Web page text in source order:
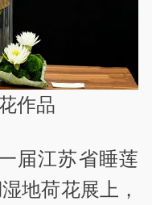
作品
届江苏省睡莲
地荷花展上，